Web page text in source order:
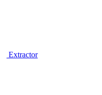
Extractor